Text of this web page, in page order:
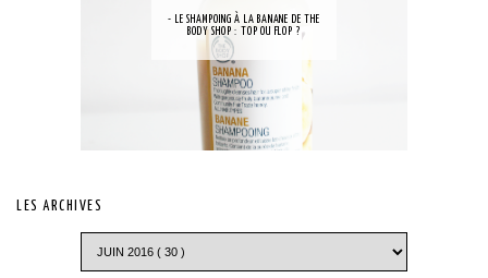
- LE SHAMPOING À LA BANANE DE THE
BODY SHOP : TOP OU FLOP ?
LES ARCHIVES